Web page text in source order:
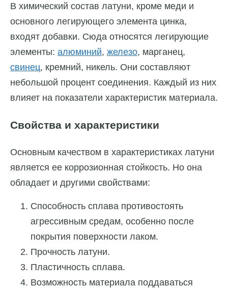
В химический состав латуни, кроме меди и
основного легирующего элемента цинка,
входят добавки. Сюда относятся легирующие
элементы: алюминий, железо, марганец,
свинец, кремний, никель. Они составляют
небольшой процент соединения. Каждый из них
влияет на показатели характеристик материала.
Свойства и характеристики
Основным качеством в характеристиках латуни
является ее коррозионная стойкость. Но она
обладает и другими свойствами:
Способность сплава противостоять
агрессивным средам, особенно после
покрытия поверхности лаком.
Прочность латуни.
Пластичность сплава.
Возможность материала поддаваться